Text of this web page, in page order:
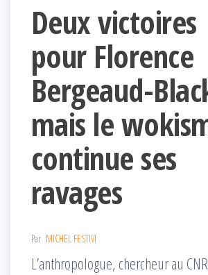
Deux victoires
pour Florence
Bergeaud-
mais le
continue ses
ravages
Par MICHEL FESTIVI
L’anthropologue, chercheur au